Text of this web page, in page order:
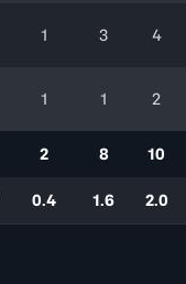
1 3 4
1 1 2
2 8 10
0.4 1.6 2.0